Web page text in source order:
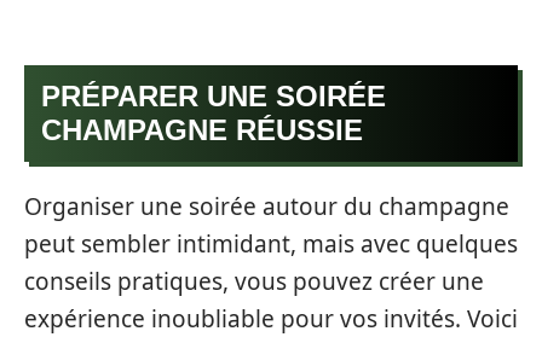
PRÉPARER UNE SOIRÉE
CHAMPAGNE RÉUSSIE
Organiser une soirée autour du champagne
peut sembler intimidant, mais avec quelques
conseils pratiques, vous pouvez créer une
expérience inoubliable pour vos invités. Voici